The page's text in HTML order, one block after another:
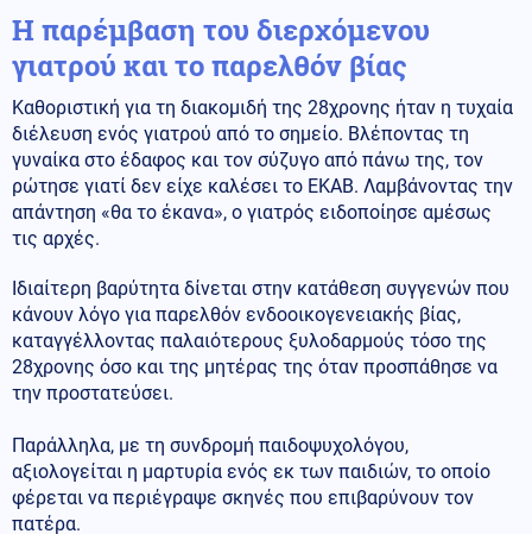
Η παρέμβαση του διερχόμενου
γιατρού και το παρελθόν βίας
Καθοριστική για τη διακομιδή της 28χρονης ήταν η τυχαία
διέλευση ενός γιατρού από το σημείο. Βλέποντας τη
γυναίκα στο έδαφος και τον σύζυγο από πάνω της, τον
ρώτησε γιατί δεν είχε καλέσει το ΕΚΑΒ. Λαμβάνοντας την
απάντηση «θα το έκανα», ο γιατρός ειδοποίησε αμέσως
τις αρχές.
Ιδιαίτερη βαρύτητα δίνεται στην κατάθεση συγγενών που
κάνουν λόγο για παρελθόν ενδοοικογενειακής βίας,
καταγγέλλοντας παλαιότερους ξυλοδαρμούς τόσο της
28χρονης όσο και της μητέρας της όταν προσπάθησε να
την προστατεύσει.
Παράλληλα, με τη συνδρομή παιδοψυχολόγου,
αξιολογείται η μαρτυρία ενός εκ των παιδιών, το οποίο
φέρεται να περιέγραψε σκηνές που επιβαρύνουν τον
πατέρα.